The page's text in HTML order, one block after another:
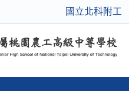
國立北科附工